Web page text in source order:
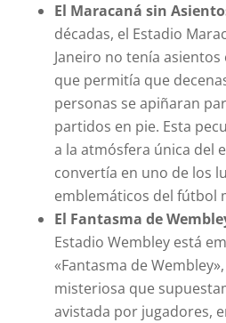
El Maracaná sin
décadas, el Estadio
Janeiro no tenía asientos
que permitía que
personas se apiñaran
partidos en pie. Esta
a la atmósfera única del
convertía en uno de los
emblemáticos del fútbol
El Fantasma de
Estadio Wembley está
«Fantasma de
misteriosa que
avistada por jugadores,